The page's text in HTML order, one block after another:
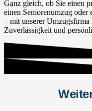
Ganz gleich, ob Sie einen
einen Seniorenumzug oder
– mit unserer
Zuverlässigkeit und